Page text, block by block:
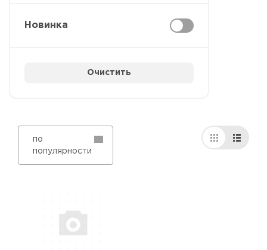
Новинка
Очистить
по
популярности